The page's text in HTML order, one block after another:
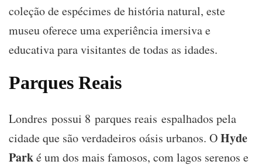
coleção de espécimes de história natural, este
museu oferece uma experiência imersiva e
educativa para visitantes de todas as idades.
Parques Reais
Londres possui 8 parques reais espalhados pela
cidade que são verdadeiros oásis urbanos. OHyde
Parké um dos mais famosos, com lagos serenos e